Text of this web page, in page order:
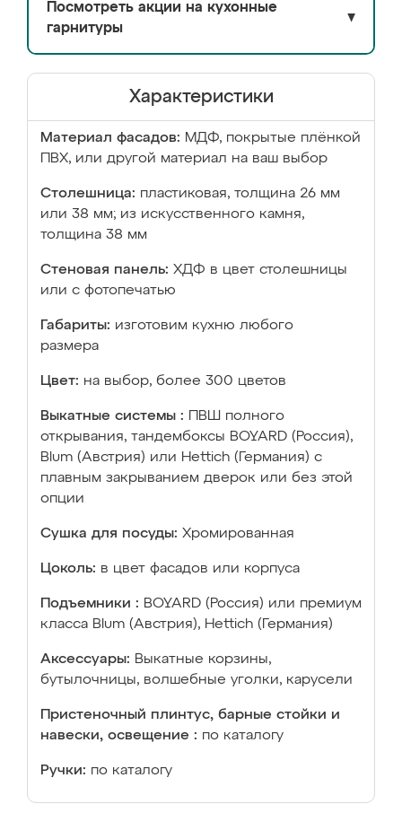
Посмотреть акции на кухонные
гарнитуры
▼
Характеристики
Материал фасадов: МДФ, покрытые плёнкой
ПВХ, или другой материал на ваш выбор
Столешница: пластиковая, толщина 26 мм
или 38 мм; из искусственного камня,
толщина 38 мм
Стеновая панель: ХДФ в цвет столешницы
или с фотопечатью
Габариты: изготовим кухню любого
размера
Цвет: на выбор, более 300 цветов
Выкатные системы :
ПВШ полного
открывания, тандембоксы BOYARD (Россия),
Blum (Австрия) или Hettich (Германия) с
плавным закрыванием дверок или без этой
опции
Сушка для посуды: Хромированная
Цоколь: в цвет фасадов или корпуса
Подъемники : BOYARD (Россия) или премиум
класса Blum (Австрия), Hettich (Германия)
Аксессуары: Выкатные корзины,
бутылочницы, волшебные уголки, карусели
Пристеночный плинтус, барные стойки и
навески, освещение : по каталогу
Ручки: по каталогу